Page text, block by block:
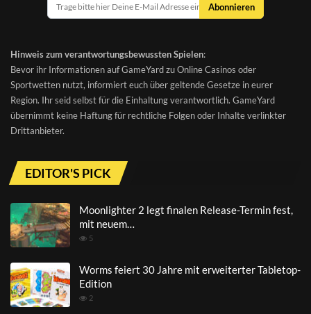
Abonnieren
Hinweis zum verantwortungsbewussten Spielen:
Bevor ihr Informationen auf GameYard zu Online Casinos oder
Sportwetten nutzt, informiert euch über geltende Gesetze in eurer
Region. Ihr seid selbst für die Einhaltung verantwortlich. GameYard
übernimmt keine Haftung für rechtliche Folgen oder Inhalte verlinkter
Drittanbieter.
EDITOR'S PICK
Moonlighter 2 legt finalen Release-Termin fest,
mit neuem…
5
Worms feiert 30 Jahre mit erweiterter Tabletop-
Edition
2